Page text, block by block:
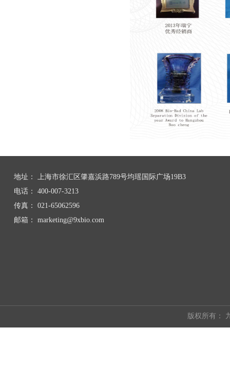
地址：
上海市徐汇区肇嘉浜路789号均瑶国际广场19B3
电话：
400-007-3213
传真：
021-65062596
邮箱：
marketing@9xbio.com
版权所有：